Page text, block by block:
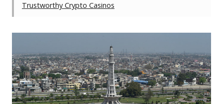
Trustworthy Crypto Casinos